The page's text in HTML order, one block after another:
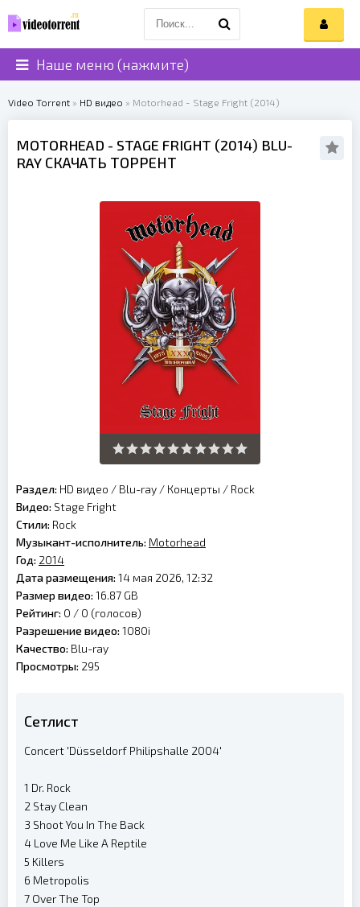
Наше меню (нажмите)
Video Torrent » HD видео » Motorhead - Stage Fright (2014)
MOTORHEAD - STAGE FRIGHT (2014) BLU-
RAY СКАЧАТЬ ТОРРЕНТ
Раздел: HD видео / Blu-ray / Концерты / Rock
Видео: Stage Fright
Стили: Rock
Музыкант-исполнитель: Motorhead
Год: 2014
Дата размещения: 14 мая 2026, 12:32
Размер видео: 16.87 GB
Рейтинг: 0 / 0 (голосов)
Разрешение видео: 1080i
Качество: Blu-ray
Просмотры: 295
Сетлист
Concert 'Düsseldorf Philipshalle 2004'
1 Dr. Rock
2 Stay Clean
3 Shoot You In The Back
4 Love Me Like A Reptile
5 Killers
6 Metropolis
7 Over The Top